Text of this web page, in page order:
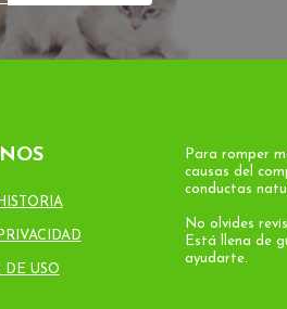
DE USO
Para romper
causas del
conductas
No olvides
Está llena de
ayudarte.